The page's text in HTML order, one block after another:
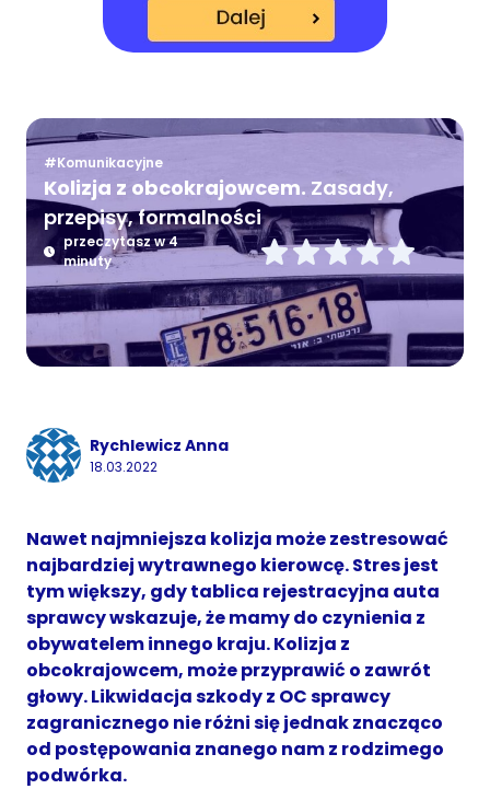
#Komunikacyjne
Kolizja z obcokrajowcem. Zasady,
przepisy, formalności
przeczytasz w 4
minuty
Rychlewicz Anna
18.03.2022
Nawet najmniejsza kolizja może zestresować
najbardziej wytrawnego kierowcę. Stres jest
tym większy, gdy tablica rejestracyjna auta
sprawcy wskazuje, że mamy do czynienia z
obywatelem innego kraju. Kolizja z
obcokrajowcem, może przyprawić o zawrót
głowy. Likwidacja szkody z OC sprawcy
zagranicznego nie różni się jednak znacząco
od postępowania znanego nam z rodzimego
podwórka.